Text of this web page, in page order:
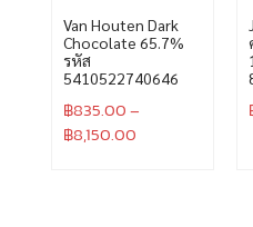
Van Houten Dark
Chocolate 65.7%
รหัส
5410522740646
฿835.00–
฿8,150.00